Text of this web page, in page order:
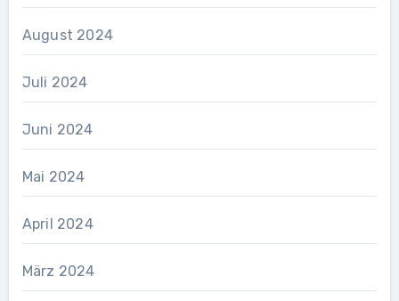
August 2024
Juli 2024
Juni 2024
Mai 2024
April 2024
März 2024